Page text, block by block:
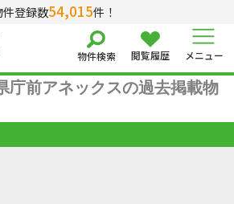
件登録数54,015件！
物件検索 閲覧履歴 メニュー
庁前アネックスの過去掲載物